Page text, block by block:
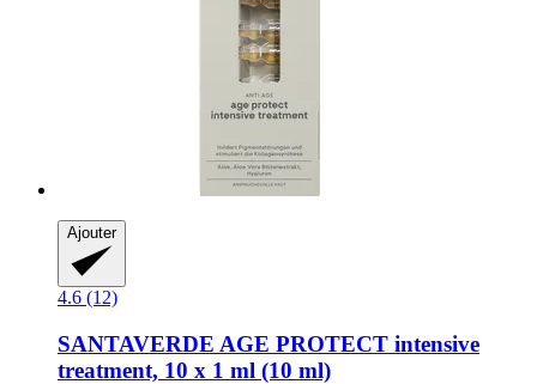
Ajouter
4.6 (12)
SANTAVERDE AGE PROTECT intensive
treatment, 10 x 1 ml (10 ml)